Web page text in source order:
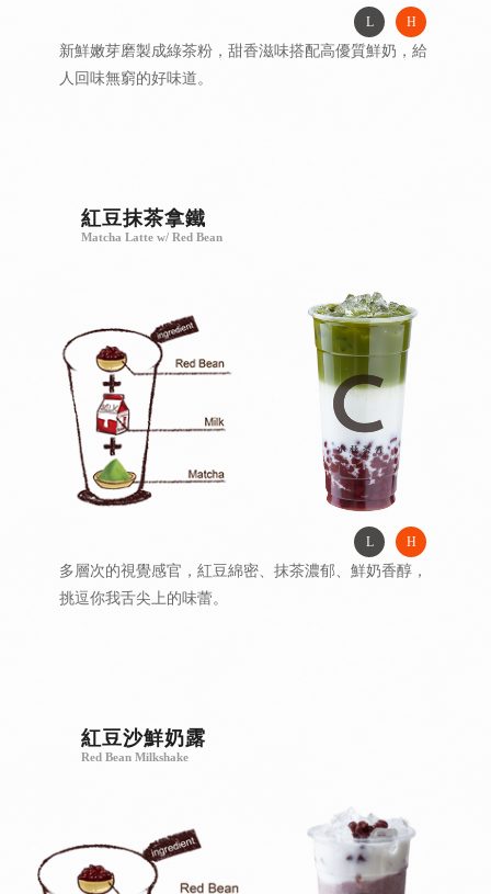
L H
新鮮嫩芽磨製成綠茶粉，甜香滋味搭配高優質鮮奶，給
人回味無窮的好味道。
紅豆抹茶拿鐵
Matcha Latte w/ Red Bean
L H
多層次的視覺感官，紅豆綿密、抹茶濃郁、鮮奶香醇，
挑逗你我舌尖上的味蕾。
紅豆沙鮮奶露
Red Bean Milkshake